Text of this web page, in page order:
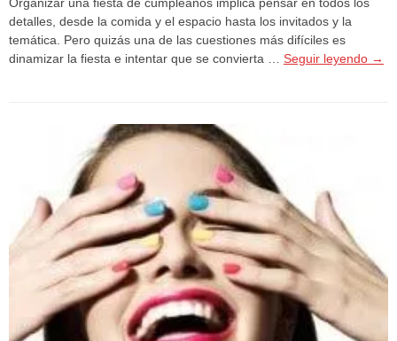
detalles, desde la comida y el espacio hasta los invitados y la
temática. Pero quizás una de las cuestiones más difíciles es
dinamizar la fiesta e intentar que se convierta … Seguir leyendo →